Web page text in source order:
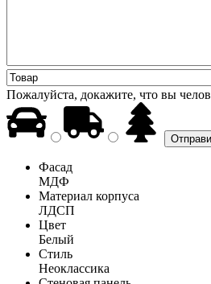
Пожалуйста, докажите, что вы
Фасад
МДФ
Материал корпуса
ЛДСП
Цвет
Белый
Стиль
Неоклассика